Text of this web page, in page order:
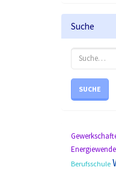
Suche
SUCHE
Energiewende
Berufsschule